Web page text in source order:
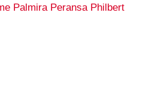
Palmira Peransa Philbert